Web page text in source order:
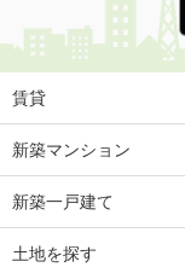
賃貸
新築マンション
新築一戸建て
土地を探す